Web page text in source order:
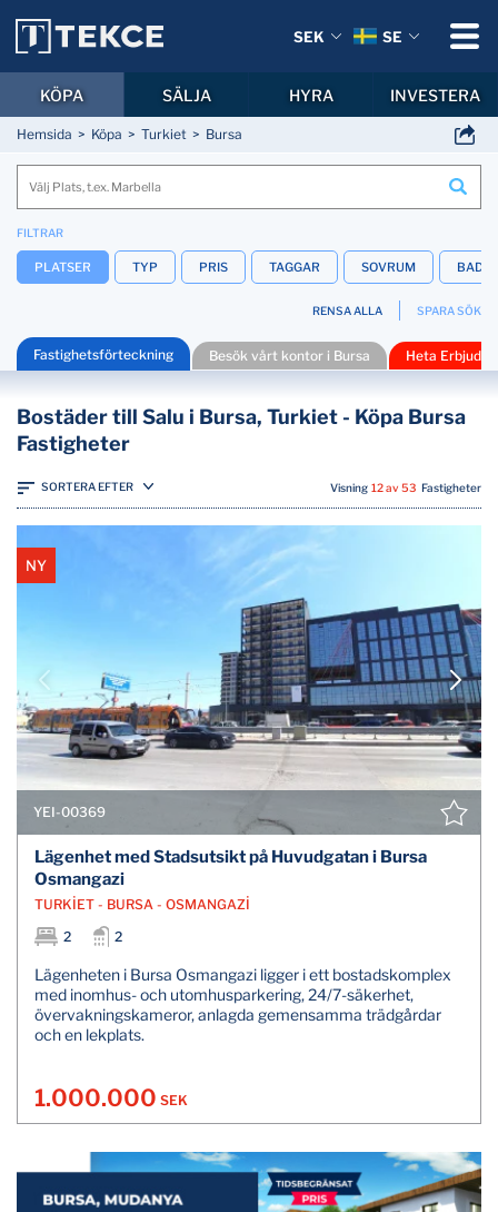
Hemsida Köpa Turkiet Bursa
FILTRAR
PLATSER TYP PRIS TAGGAR SOVRUM
RENSA ALLA SPARA SÖK
Fastighetsförteckning Besök vårt kontor i Bursa Heta
Bostäder till Salu i Bursa, Turkiet - Köpa Bursa
Fastigheter
SORTERA EFTER Visning 12 av 53 Fastigheter
NY
YEI-00369
Lägenhet med Stadsutsikt på Huvudgatan i Bursa
Osmangazi
TURKİET - BURSA - OSMANGAZİ
2
2
Lägenheten i Bursa Osmangazi ligger i ett bostadskomplex
med inomhus- och utomhusparkering, 24/7-säkerhet,
övervakningskameror, anlagda gemensamma trädgårdar
och en lekplats.
1.000.000 SEK
SEK SE
KÖPA SÄLJA HYRA INVESTERA